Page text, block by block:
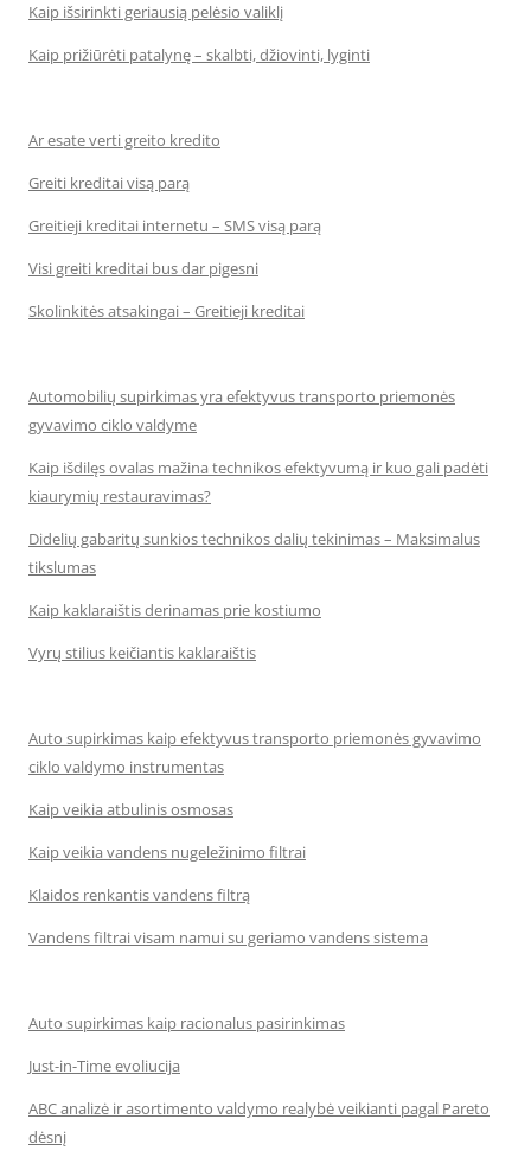
Kaip išsirinkti geriausią pelėsio valiklį
Kaip prižiūrėti patalynę – skalbti, džiovinti, lyginti
Ar esate verti greito kredito
Greiti kreditai visą parą
Greitieji kreditai internetu – SMS visą parą
Visi greiti kreditai bus dar pigesni
Skolinkitės atsakingai – Greitieji kreditai
Automobilių supirkimas yra efektyvus transporto priemonės
gyvavimo ciklo valdyme
Kaip išdilęs ovalas mažina technikos efektyvumą ir kuo gali padėti
kiaurymių restauravimas?
Didelių gabaritų sunkios technikos dalių tekinimas – Maksimalus
tikslumas
Kaip kaklaraištis derinamas prie kostiumo
Vyrų stilius keičiantis kaklaraištis
Auto supirkimas kaip efektyvus transporto priemonės gyvavimo
ciklo valdymo instrumentas
Kaip veikia atbulinis osmosas
Kaip veikia vandens nugeležinimo filtrai
Klaidos renkantis vandens filtrą
Vandens filtrai visam namui su geriamo vandens sistema
Auto supirkimas kaip racionalus pasirinkimas
Just-in-Time evoliucija
ABC analizė ir asortimento valdymo realybė veikianti pagal Pareto
dėsnį